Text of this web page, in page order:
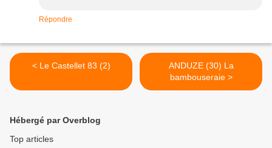
Répondre
< Le Castellet 83 (2)
ANDUZE (30) La
bambouseraie >
Hébergé par Overblog
Top articles